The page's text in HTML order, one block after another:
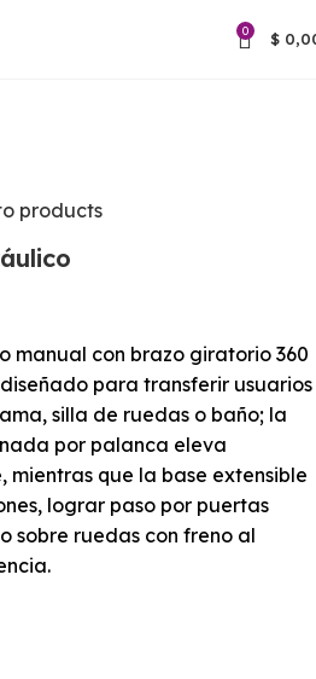
0 $
products
manual con brazo giratorio 360
para transferir usuarios
silla de ruedas o baño; la
por palanca eleva
mientras que la base extensible
lograr paso por puertas
sobre ruedas con freno al